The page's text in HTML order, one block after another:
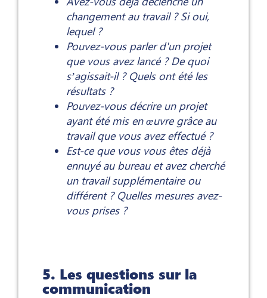
changement au travail ? Si oui,
lequel ?
Pouvez-vous parler d'un projet
que vous avez lancé ? De quoi
s’agissait-il ? Quels ont été les
résultats ?
Pouvez-vous décrire un projet
ayant été mis en œuvre grâce au
travail que vous avez effectué ?
Est-ce que vous vous êtes déjà
ennuyé au bureau et avez cherché
un travail supplémentaire ou
différent ? Quelles mesures avez-
vous prises ?
5. Les questions sur la
communication